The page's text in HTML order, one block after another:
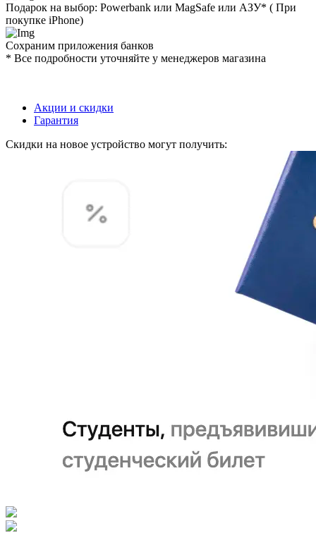
Подарок на выбор: Powerbank или MagSafe или AЗУ* ( При
покупке iPhone)
Сохраним приложения банков
* Все подробности уточняйте у менеджеров магазина
Акции и скидки
Гарантия
Скидки на новое устройство могут получить: